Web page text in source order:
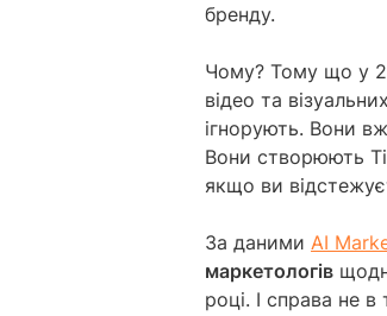
бренду.
Чому? Тому що у
відео та
ігнорують. Вони
Вони створюють
якщо ви
За даними AI
маркетологів
році. І справа не